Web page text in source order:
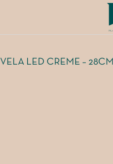
VELA LED CREME – 28CM